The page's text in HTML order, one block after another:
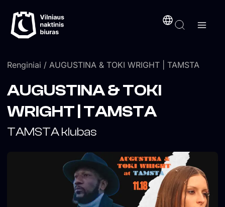
prie
turinio
Renginiai / AUGUSTINA & TOKI WRIGHT | TAMSTA
AUGUSTINA & TOKI
WRIGHT | TAMSTA
TAMSTA klubas